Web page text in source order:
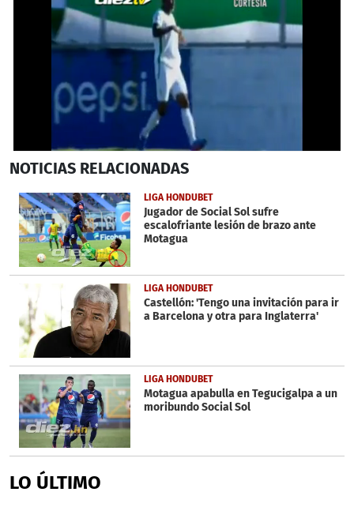
seconds
1
minute,
22
seconds
NOTICIAS RELACIONADAS
LIGA HONDUBET
Jugador de Social Sol sufre
escalofriante lesión de brazo ante
Motagua
LIGA HONDUBET
Castellón: 'Tengo una invitación para ir
a Barcelona y otra para Inglaterra'
LIGA HONDUBET
Motagua apabulla en Tegucigalpa a un
moribundo Social Sol
LO ÚLTIMO